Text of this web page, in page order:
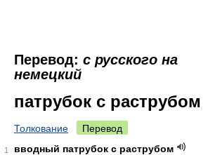
Перевод: с русского на
немецкий
патрубок с раструбом
Толкование Перевод
1
вводный патрубок с раструбом